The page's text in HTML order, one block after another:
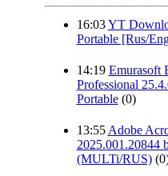
16:03 YT
Portable [Rus/
14:19 Emurasoft
Professional
Portable (0)
13:55 Adobe
2025.001.20844
(MULTi/RUS)